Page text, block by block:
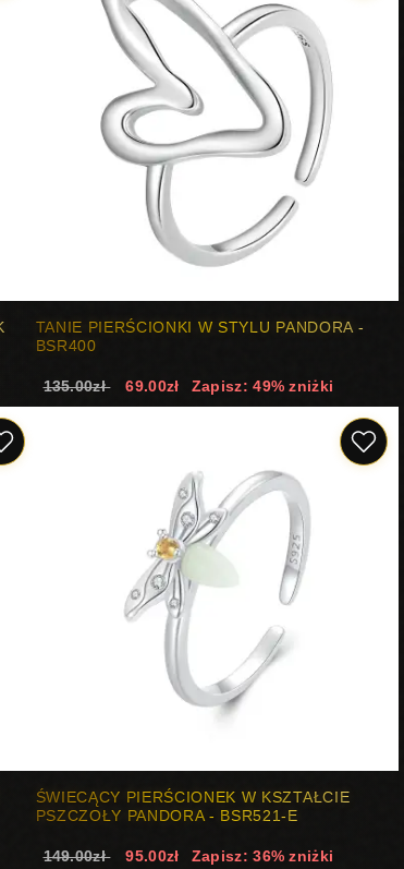
TANIE PIERŚCIONKI W STYLU PANDORA -
BSR400
135.00zł 69.00zł Zapisz: 49% zniżki
ŚWIECĄCY PIERŚCIONEK W KSZTAŁCIE
PSZCZOŁY PANDORA - BSR521-E
149.00zł 95.00zł Zapisz: 36% zniżki